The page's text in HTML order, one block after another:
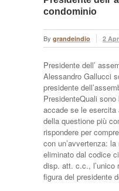
condominio
By grandeindio 2
Presidente dell’
Alessandro Gallucci
presidente
PresidenteQuali
accade se le esercita
della questione più
rispondere per
con un’avvertenza:
eliminato dal codice
disp. att. c.c., l’unico
figura del presidente